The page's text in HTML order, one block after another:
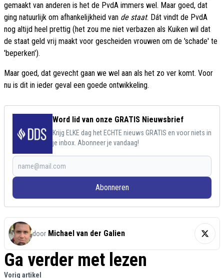
gemaakt van anderen is het de PvdA immers wel. Maar goed, dat
ging natuurlijk om afhankelijkheid van de staat. Dát vindt de PvdA
nog altijd heel prettig (het zou me niet verbazen als Kuiken wil dat
de staat geld vrij maakt voor gescheiden vrouwen om de 'schade' te
'beperken').
Maar goed, dat gevecht gaan we wel aan als het zo ver komt. Voor
nu is dit in ieder geval een goede ontwikkeling.
Word lid van onze GRATIS Nieuwsbrief
Krijg ELKE dag het ECHTE nieuws GRATIS en voor niets in
je inbox. Abonneer je vandaag!
Abonneren
door Michael van der Galien
Ga verder met lezen
Vorig artikel